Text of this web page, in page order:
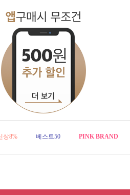
상8% 베스트50 PINK BRAND